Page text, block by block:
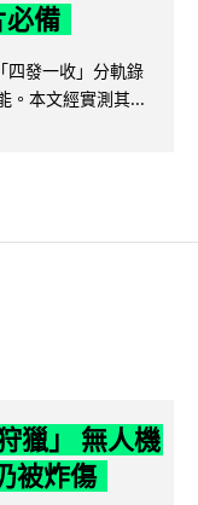
備
四發一收」分軌錄
。本文經實測其...
獵」 無人機
被炸傷